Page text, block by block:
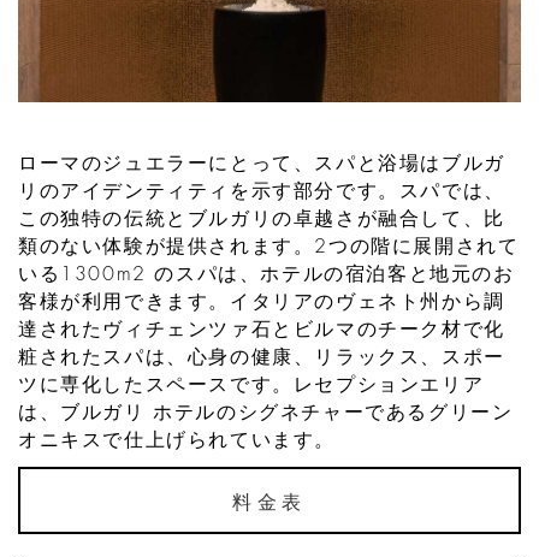
ローマのジュエラーにとって、スパと浴場はブルガ
リのアイデンティティを示す部分です。スパでは、
この独特の伝統とブルガリの卓越さが融合して、比
類のない体験が提供されます。2つの階に展開されて
いる1300m2 のスパは、ホテルの宿泊客と地元のお
客様が利用できます。イタリアのヴェネト州から調
達されたヴィチェンツァ石とビルマのチーク材で化
粧されたスパは、心身の健康、リラックス、スポー
ツに専化したスペースです。レセプションエリア
は、ブルガリ ホテルのシグネチャーであるグリーン
オニキスで仕上げられています。
料金表